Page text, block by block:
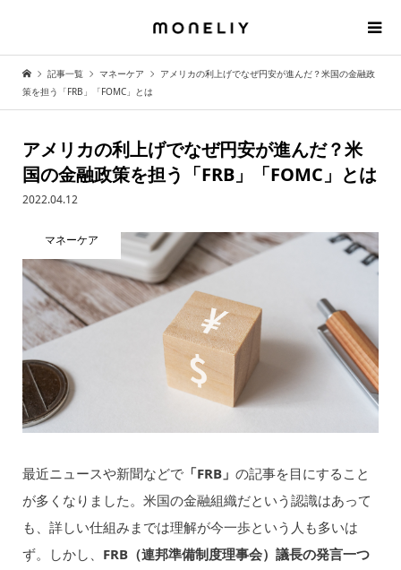
記事一覧 マネーケア
アメリカの利上げでなぜ円安が進んだ？米国の金融政
策を担う「FRB」「FOMC」とは
アメリカの利上げでなぜ円安が進んだ？米
国の金融政策を担う「FRB」「FOMC」とは
2022.04.12
マネーケア
最近ニュースや新聞などで「FRB」 の記事を目にすること
が多くなりました。米国の金融組織だという認識はあって
も、詳しい仕組みまでは理解が今一歩という人も多いは
ず。しかし、 FRB（連邦準備制度理事会）議長の発言一つ